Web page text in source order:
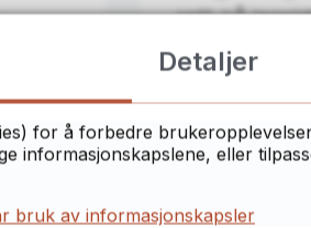
06.08.2026
rett på
Detaljer
for å forbedre
informasjonskapslene, eller
bruk av informasjonskapsler